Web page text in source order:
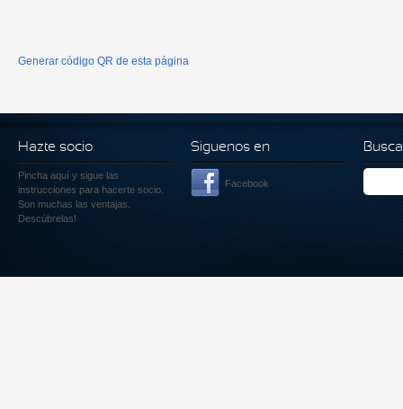
Generar código QR de esta página
Hazte socio
Pincha aquí y sigue las
instrucciones para hacerte socio.
Son muchas las ventajas.
Descúbrelas!
Siguenos en
Facebook